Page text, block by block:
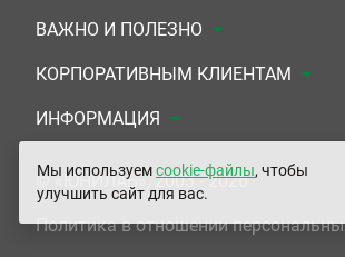
Анализы
Комплексы
УЗИ
ЭКГ/Холтер/СМАД
Приемы врачей
ВАЖНО И ПОЛЕЗНО
Документы для заключения
Система скидок
Подарочные сертификаты
Сертификаты на комплексные
КОРПОРАТИВНЫМ КЛИЕНТАМ
Медицинским организациям
Прочим организациям
ИНФОРМАЦИЯ
О Компании
Контакты
© «ЮНИЛАБ», 2003 - 2026
Политика в отношении
Мы используемcookie-файлы, чтобы
улучшить сайт для вас.